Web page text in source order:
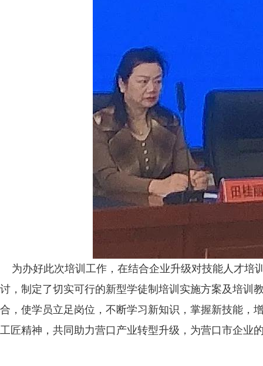
为办好此次培训工作，在结合企业升级对技能人才培
讨，制定了切实可行的新型学徒制培训实施方案及培训
合，使学员立足岗位，不断学习新知识，掌握新技能，
工匠精神，共同助力营口产业转型升级，为营口市企业